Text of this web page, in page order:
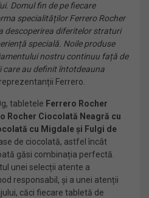
Domul fin de pe fiecare
specialităților Ferrero Rocher
descoperirea diferitelor straturi
specială. Noile produse
nostru continuu față de
care au definit întotdeauna
Ferrero.
tabletele Ferrero Rocher
Rocher Ciocolată Neagră cu
cu Migdale și Fulgi de
de ciocolată, astfel încât
găsi combinația perfectă.
unei selecții atente a
responsabil, și a unei atenții
căci fiecare tabletă de